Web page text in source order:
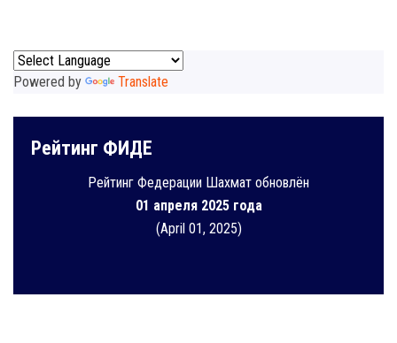
Powered by Translate
Рейтинг ФИДЕ
Рейтинг Федерации Шахмат обновлён
01 апреля 2025 года
(April 01, 2025)